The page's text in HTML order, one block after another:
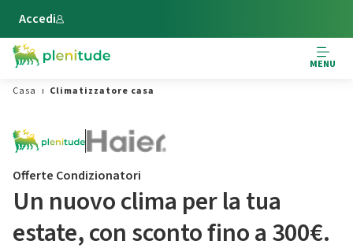
Vai al contenuto principale
Accedi
MENU
Casa
Climatizzatore casa
Offerte Condizionatori
Un nuovo clima per la tua
estate,​ con sconto fino a 300€.